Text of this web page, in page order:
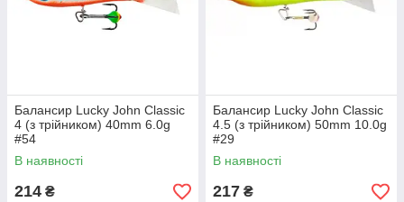
Балансир Lucky John Classic
4 (з трійником) 40mm 6.0g
#54
В наявності
214 ₴
Балансир Lucky John Classic
4.5 (з трійником) 50mm 10.0g
#29
В наявності
217 ₴